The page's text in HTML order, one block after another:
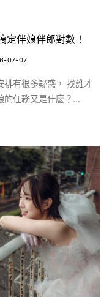
定伴娘伴郎對數！
07-07
排有很多疑惑， 找誰才
的任務又是什麼？…